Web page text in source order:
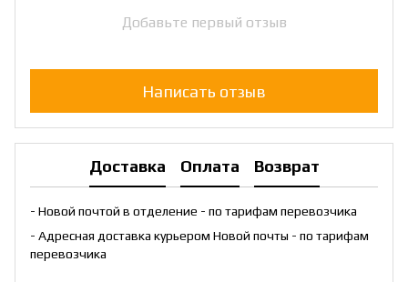
Добавьте первый отзыв
Написать отзыв
Доставка Оплата Возврат
- Новой почтой в отделение - по тарифам перевозчика
- Адресная доставка курьером Новой почты - по тарифам
перевозчика